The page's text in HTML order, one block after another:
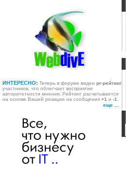
ИНТЕРЕСНО: Теперь в форуме виден pr-рейтинг
участников, что облегчает восприятие
авторитетности мнения. Рейтинг расчитывается
на основе Вашей реакции на сообщения +1 и -1
еще ...